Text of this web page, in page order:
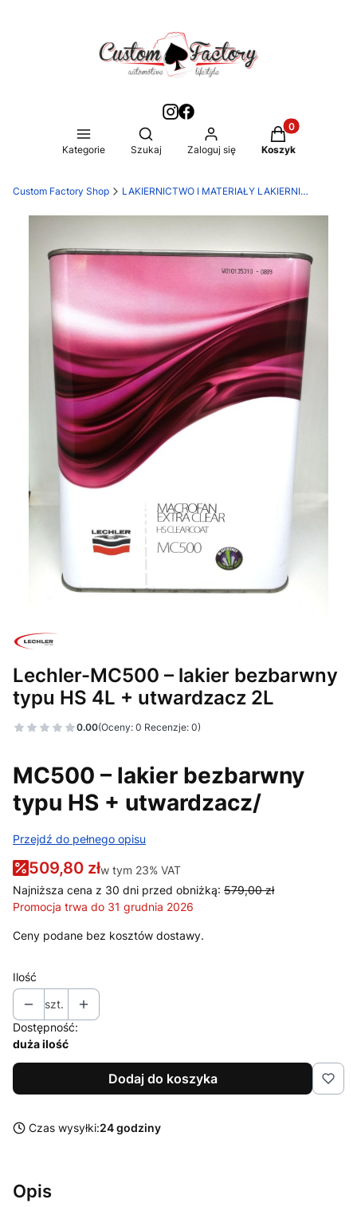
Kategorie
Otwórz wyszukiwarkę
Szukaj Zaloguj się
Produkty w
Koszyk
Custom Factory Shop LAKIERNICTWO I MATERIAŁY LAKIERNICZE
Lechler-MC500 – lakier bezbarwny
typu HS 4L + utwardzacz 2L
0.00(Oceny: 0 Recenzje: 0)
MC500 – lakier bezbarwny
typu HS + utwardzacz/
Przejdź do pełnego opisu
509,80 złw tym 23% VAT
w tym 23% VAT
Najniższa cena z 30 dni przed obniżką: 579,00 zł
Promocja trwa do 31 grudnia 2026
Ceny podane bez kosztów dostawy.
Ilość
szt.
Dostępność:
duża ilość
Dodaj do koszyka
Czas wysyłki:24 godziny
Opis